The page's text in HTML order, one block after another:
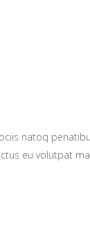
natoq
eu volutpat